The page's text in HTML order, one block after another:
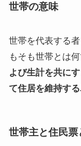
世帯の意味
世帯を代表する
もそも世帯とは
よび生計を共に
て住居を維持す
世帯主と住民票